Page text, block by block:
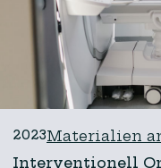
2023Materialien
Interventionell